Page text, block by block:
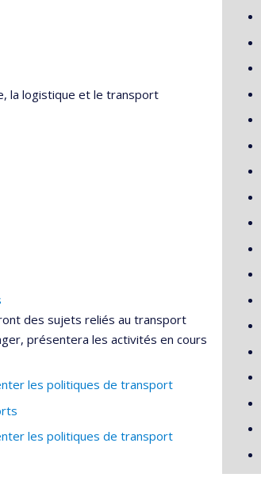
la logistique et le transport
des sujets reliés au transport
présentera les activités en cours
les politiques de transport
les politiques de transport